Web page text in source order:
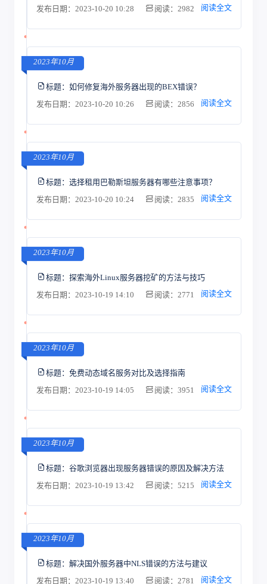
发布日期：2023-10-20 10:28
阅读：2982 阅读全文
2023年10月
标题： 如何修复海外服务器出现的BEX错误？
发布日期：2023-10-20 10:26
阅读：2856 阅读全文
2023年10月
标题： 选择租用巴勒斯坦服务器有哪些注意事项？
发布日期：2023-10-20 10:24
阅读：2835 阅读全文
2023年10月
标题： 探索海外Linux服务器挖矿的方法与技巧
发布日期：2023-10-19 14:10
阅读：2771 阅读全文
2023年10月
标题： 免费动态域名服务对比及选择指南
发布日期：2023-10-19 14:05
阅读：3951 阅读全文
2023年10月
标题： 谷歌浏览器出现服务器错误的原因及解决方法
发布日期：2023-10-19 13:42
阅读：5215 阅读全文
2023年10月
标题： 解决国外服务器中NLS错误的方法与建议
发布日期：2023-10-19 13:40
阅读：2781 阅读全文